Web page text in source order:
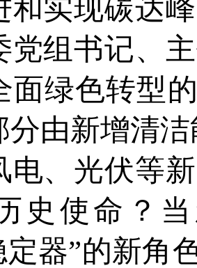
和实现碳达
党组书记、
面绿色转型
分由新增清
光伏等新
史使命？
定器”的新角